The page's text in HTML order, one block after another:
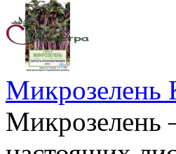
Микрозелень
Микрозелень